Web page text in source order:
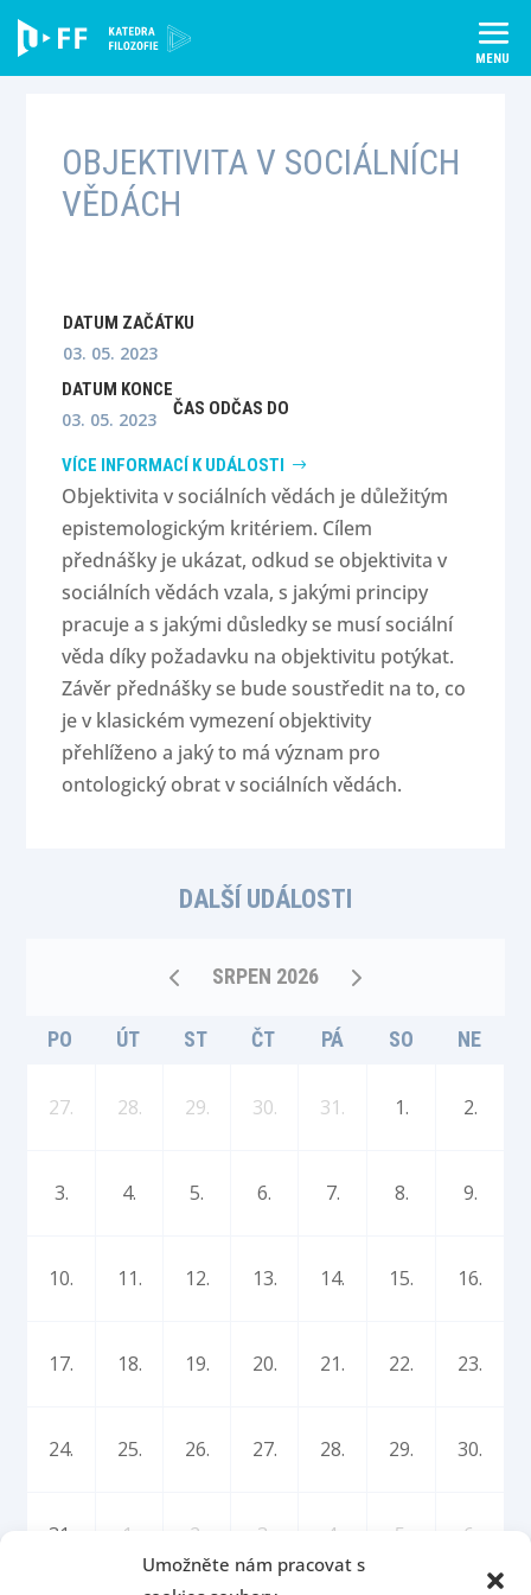
content
Umožněte nám pracovat s
OBJEKTIVITA V SOCIÁLNÍCH
VĚDÁCH
DATUM ZAČÁTKU
03. 05. 2023
DATUM KONCE
03. 05. 2023 ČAS ODČAS DO
VÍCE INFORMACÍ K UDÁLOSTI
Objektivita v sociálních vědách je důležitým
epistemologickým kritériem. Cílem
přednášky je ukázat, odkud se objektivita v
sociálních vědách vzala, s jakými principy
pracuje a s jakými důsledky se musí sociální
věda díky požadavku na objektivitu potýkat.
Závěr přednášky se bude soustředit na to, co
je v klasickém vymezení objektivity
přehlíženo a jaký to má význam pro
ontologický obrat v sociálních vědách.
DALŠÍ UDÁLOSTI
SRPEN 2026
PO ÚT ST ČT PÁ SO NE
27. 28. 29. 30. 31. 1. 2.
3. 4. 5. 6. 7. 8. 9.
10. 11. 12. 13. 14. 15. 16.
17. 18. 19. 20. 21. 22. 23.
24. 25. 26. 27. 28. 29. 30.
31. 1. 2. 3. 4. 5. 6.